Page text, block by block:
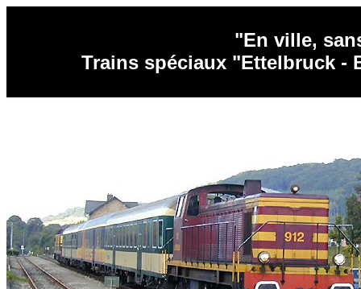
"En ville,
Trains spéciaux "Ettelbruck -